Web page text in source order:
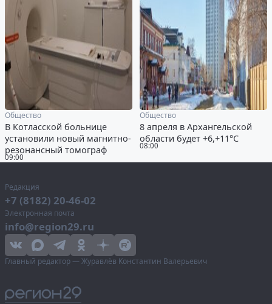
09:00
Общество
В Котласской больнице
установили новый магнитно-
резонансный томограф
08:00
Общество
8 апреля в Архангельской
области будет +6,+11°С
Редакция
+7 (8182) 20-46-02
Электронная почта
info@region29.ru
Главный редактор — Журавлёв Константин Валерьевич